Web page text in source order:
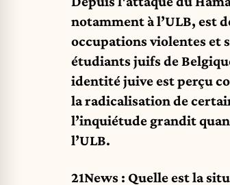
notamment à l’ULB, est
occupations violentes et
étudiants juifs de
identité juive est perçu
laradicalisationde
l’inquiétude grandit
l’ULB.
21News : Quelle est la